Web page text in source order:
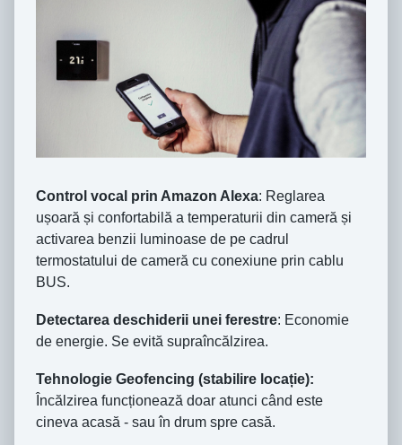
Control vocal prin Amazon Alexa: Reglarea
ușoară și confortabilă a temperaturii din cameră și
activarea benzii luminoase de pe cadrul
termostatului de cameră cu conexiune prin cablu
BUS.
Detectarea deschiderii unei ferestre: Economie
de energie. Se evită supraîncălzirea.
Tehnologie Geofencing (stabilire locație):
Încălzirea funcționează doar atunci când este
cineva acasă - sau în drum spre casă.